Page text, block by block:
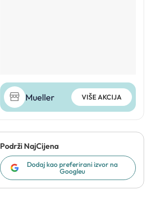
Mueller VIŠE AKCIJA
Podrži NajCijena
Dodaj kao preferirani izvor na
Googleu